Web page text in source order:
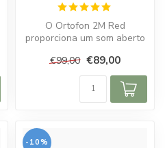
O Ortofon 2M Red
proporciona um som aberto
com a maior...
€99,00 €89,00
-10%